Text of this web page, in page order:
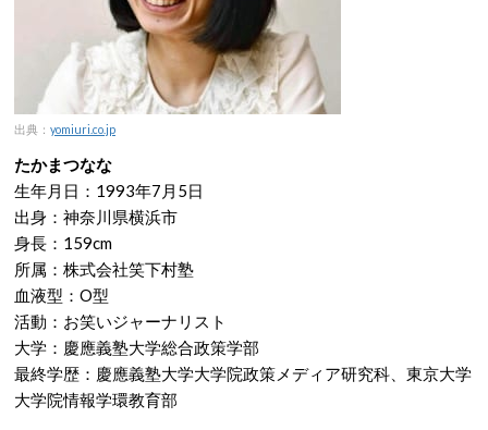
出典： yomiuri.co.jp
たかまつなな
生年月日：1993年7月5日
出身：神奈川県横浜市
身長：159cm
所属：株式会社笑下村塾
血液型：O型
活動：お笑いジャーナリスト
大学：慶應義塾大学総合政策学部
最終学歴：慶應義塾大学大学院政策メディア研究科、東京大学
大学院情報学環教育部